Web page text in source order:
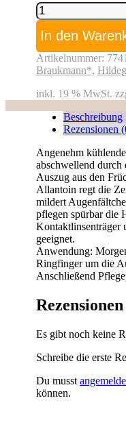
Augen
Gel
Creme
Menge
In den
Artikelnummer: 7741
Braukmann*,
inkl. 19 % MwSt.
Beschreibung
Rezensionen
Angenehm
abschwellend
Auszug aus den
Allantoin regt die
mildert
pflegen spürbar die
Kontaktlinsenträger
geeignet.
Anwendung:
Ringfinger um die
Anschließend
Rezensionen
Es gibt noch keine
Schreibe die erste
Du musst
können.